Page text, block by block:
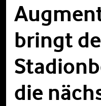
bringt
die